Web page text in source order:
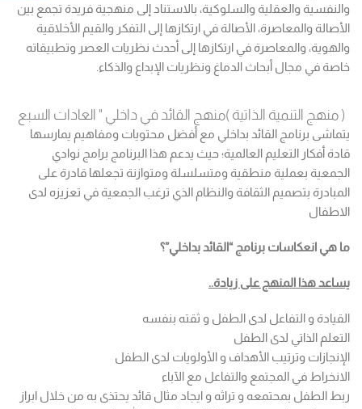
والنفسية والعقلية والسلوكية، بالاستناد إلى منهجية فريدة تجمع بين
الأصالة والمعاصرة، الأصالة في ارتكازها إلى التفكر والقيم الأخلاقية
والهوية، والمعاصرة في ارتكازها إلى أحدث نظريات العصر وتطبيقاته
خاصة في مجال أبحاث الدماغ ونظريات الإبداع والذكاء.
( منهج التنمية الذاتية )منهج القائد في داخلي " العادات السبع
يتماشى برنامج القائد بداخلي مع أفضل محتويات ومفاهيم يمارسها
قادة أفكار التعليم العالمية؛ حيث يدعم هذا البرنامج برامج نوادي
الجمعية بعملية منطقية ومتسلسلة ومتوازنة تجعلها قادرة على
المبادرة بتصميم الثقافة والنظام الذي ترغب الجمعية في تعزيزه لدى
الاطفال
ما هي انعكاسات برنامج “القائد بداخلي”؟
يساعد هذا المنهج على زيادة..
القيادة و التفاعل لدى الطفل و ثقته بنفسه
التعلم الذاتي لدى الطفل
الإنجازات وترتيب الأهداف و الأولويات لدى الطفل
الانخراط في المجتمع والتفاعل مع الآباء
ربط الطفل بمحتمعه و تراثه و ايجاد مثال قائد يحتذى به من خلال ابراز